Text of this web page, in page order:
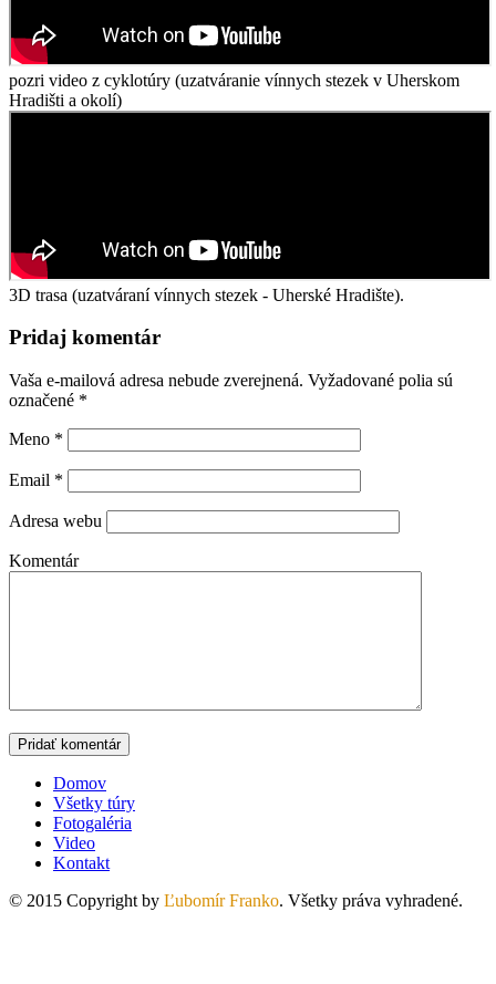
pozri video z cyklotúry (uzatváranie vínnych stezek v Uherskom
Hradišti a okolí)
3D trasa (uzatváraní vínnych stezek - Uherské Hradište).
Pridaj komentár
Vaša e-mailová adresa nebude zverejnená. Vyžadované polia sú
označené *
Meno *
Email *
Adresa webu
Komentár
Domov
Všetky túry
Fotogaléria
Video
Kontakt
© 2015 Copyright by Ľubomír Franko. Všetky práva vyhradené.